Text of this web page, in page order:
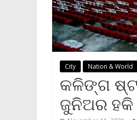
City Nation & World
କଳିଙ୍ଗ
ଜୁନିଅର